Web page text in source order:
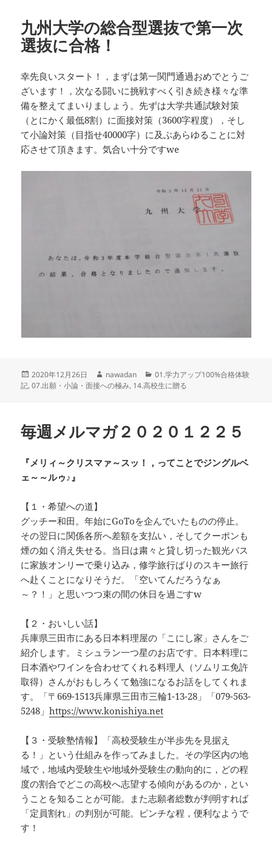
ー
九州大学の総合型選抜で第一次
選抜に合格！
幸先良いスタート！，まずは第一関門通過おめでとうご
ざいます！，次なる闘いに挑戦すべく引き続き様々な準
備を整えてまいりましょう。先ずは大学共通試験対策
（とにかく最低8割）に面接対策（3600字程度），そし
て小論対策（目指せ40000字）に及ぶあらゆることに対
応させて頂きます。気合い十分ですwe
投
稿
2020年12月26日
作
成
nawadan
カ
テ
01.学力アップ100%合格体験
記,07.出願・小論・面接への極み, 14.高校生に贈る
毎週メルマガ２０２０１２２５
『メリィ～クリスマァ～スッ！，ってことでジングルベ
ェ～～ルゥ♪』
【１・希望への道】
グッチー和田。年始にGoToを企んでいたものの停止。
その翌日に関係各所へ差額を支払い，そしてクーポンも
煙の如く消え失せる。当日は粛々と貸し切った観光バス
に家族オンリーで乗り込み，修学旅行ばりのスキー旅行
へ赴くことになりそうだ。「空いてんだろうなぁ
～？！」と思いつつ束の間の休日を過ごすw
【２・おいしい話】
兵庫県三田市にある日本料理屋の「こにし家」さんをご
紹介します。ミシュラン一つ星のお店です。日本料理に
日本酒やワインを合わせてくれる料理人（ソムリエ免許
取得）さんがおもしろくて勉強になるお話をしてくれま
す。「〒669-1513兵庫県三田市三輪1-13-28」「079-563-
5248」https://www.konishiya.net
【３・受験塾情報】「高校受験生が半歩先を見据え
る！」という仕組みを作ってみました。その学区内の地
域で，地域内受験生や地域外受験生の動向的に，どの程
度の割合でどこの高校へ志望する傾向があるのか，とい
うことを知ることが可能。また志願者総数が判明すれば
「定員割れ」の判別が可能。ピンチな程，便利なようで
す！